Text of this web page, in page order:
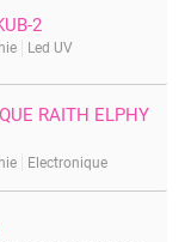
2
Led UV
RAITH ELPHY
Electronique